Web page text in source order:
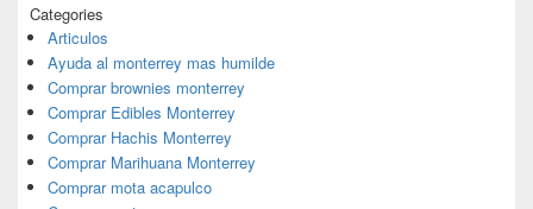
Categories
Articulos
Ayuda al monterrey mas humilde
Comprar brownies monterrey
Comprar Edibles Monterrey
Comprar Hachis Monterrey
Comprar Marihuana Monterrey
Comprar mota acapulco